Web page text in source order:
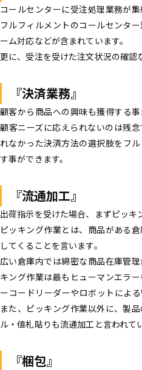
コールセンターに受注処理業務が
フルフィルメントのコールセンタ
ーム対応などが含まれています。
更に、受注を受けた注文状況の確認
『決済業務』
顧客から商品への興味も獲得する
顧客ニーズに応えられないのは残
れなかった決済方法の選択肢をフ
す事ができます。
『流通加工』
出荷指示を受けた場合、まずピッキ
ピッキング作業とは、商品がある
してくることを言います。
広い倉庫内では綿密な商品在庫管
キング作業は最もヒューマンエラ
ーコードリーダーやロボットによ
また、ピッキング作業以外に、製
ル・値札貼りも流通加工と言われて
『梱包』